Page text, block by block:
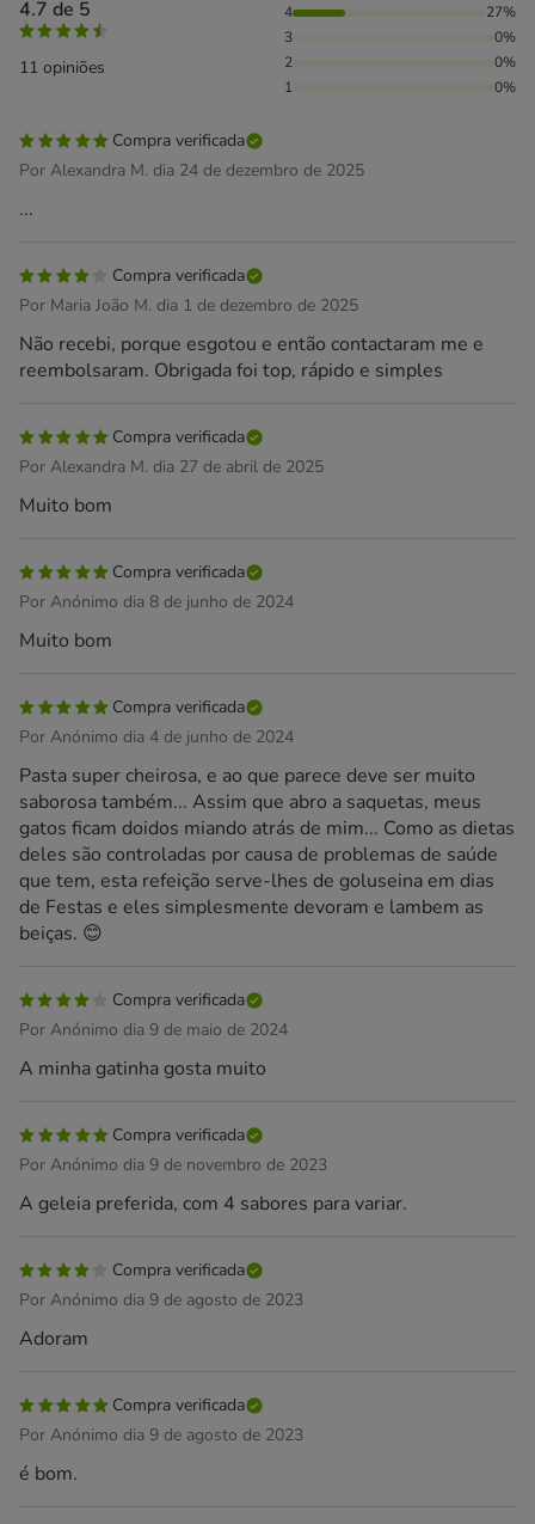
4.7 de 5
11 opiniões
4
27%
3
0%
2
0%
1
0%
Compra verificada
Por Alexandra M. dia 24 de dezembro de 2025
...
Compra verificada
Por Maria João M. dia 1 de dezembro de 2025
Não recebi, porque esgotou e então contactaram me e
reembolsaram. Obrigada foi top, rápido e simples
Compra verificada
Por Alexandra M. dia 27 de abril de 2025
Muito bom
Compra verificada
Por Anónimo dia 8 de junho de 2024
Muito bom
Compra verificada
Por Anónimo dia 4 de junho de 2024
Pasta super cheirosa, e ao que parece deve ser muito
saborosa também... Assim que abro a saquetas, meus
gatos ficam doidos miando atrás de mim... Como as dietas
deles são controladas por causa de problemas de saúde
que tem, esta refeição serve-lhes de goluseina em dias
de Festas e eles simplesmente devoram e lambem as
beiças. 😊
Compra verificada
Por Anónimo dia 9 de maio de 2024
A minha gatinha gosta muito
Compra verificada
Por Anónimo dia 9 de novembro de 2023
A geleia preferida, com 4 sabores para variar.
Compra verificada
Por Anónimo dia 9 de agosto de 2023
Adoram
Compra verificada
Por Anónimo dia 9 de agosto de 2023
é bom.